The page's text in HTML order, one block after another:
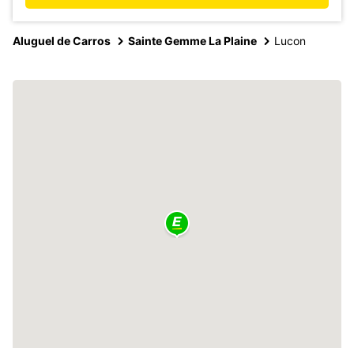
Aluguel de Carros Sainte Gemme La Plaine Lucon